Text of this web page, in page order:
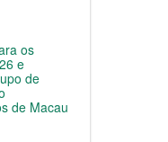
os
e
de
de Macau